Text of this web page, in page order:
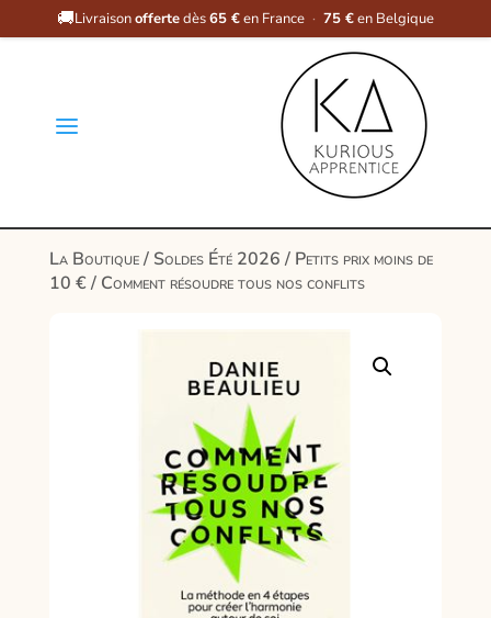
🚚Livraisonoffertedès65 €en France · 75 €en Belgique
a
La Boutique/ Soldes Été 2026/ Petits prix moins de
10 €/ Comment résoudre tous nos conflits